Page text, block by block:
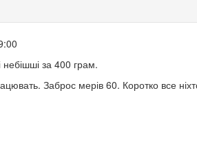
небішші за 400 грам.
Заброс мерів 60. Коротко все